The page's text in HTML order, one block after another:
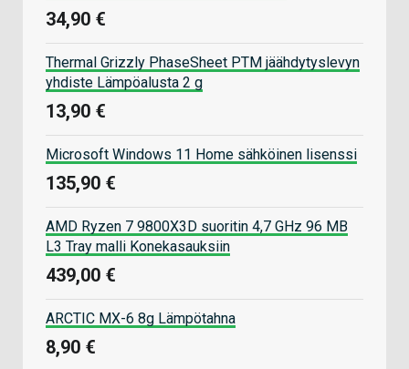
34,90 €
Thermal Grizzly PhaseSheet PTM jäähdytyslevyn
yhdiste Lämpöalusta 2 g
13,90 €
Microsoft Windows 11 Home sähköinen lisenssi
135,90 €
AMD Ryzen 7 9800X3D suoritin 4,7 GHz 96 MB
L3 Tray malli Konekasauksiin
439,00 €
ARCTIC MX-6 8g Lämpötahna
8,90 €